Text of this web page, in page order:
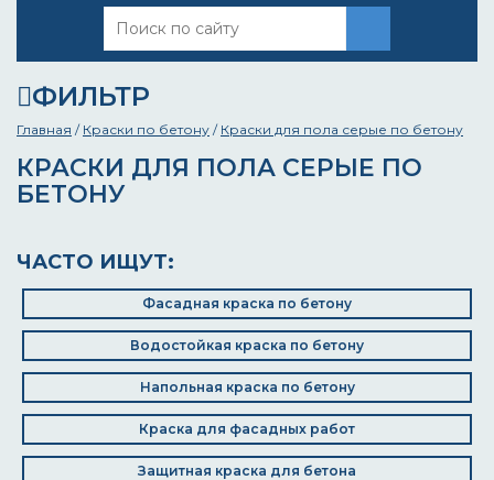
ФИЛЬТР
Главная / Краски по бетону / Краски для пола серые по бетону
КРАСКИ ДЛЯ ПОЛА СЕРЫЕ ПО
БЕТОНУ
ЧАСТО ИЩУТ:
Фасадная краска по бетону
Водостойкая краска по бетону
Напольная краска по бетону
Краска для фасадных работ
Защитная краска для бетона